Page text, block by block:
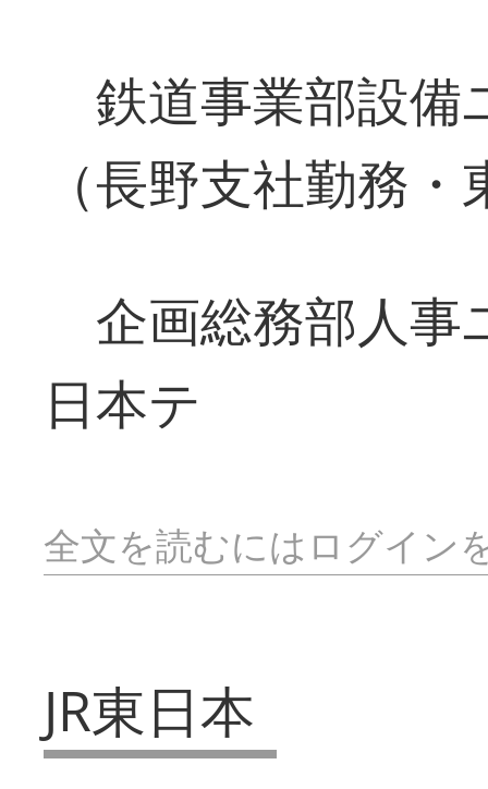
鉄道事業部設備
（長野支社勤務
企画総務部人事
日本テ
全文を読むにはログイン
JR東日本